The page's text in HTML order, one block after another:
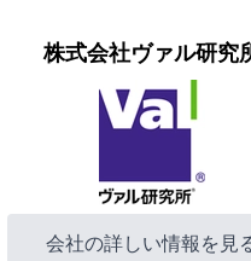
株式会社ヴァル研究
会社の詳しい情報を見